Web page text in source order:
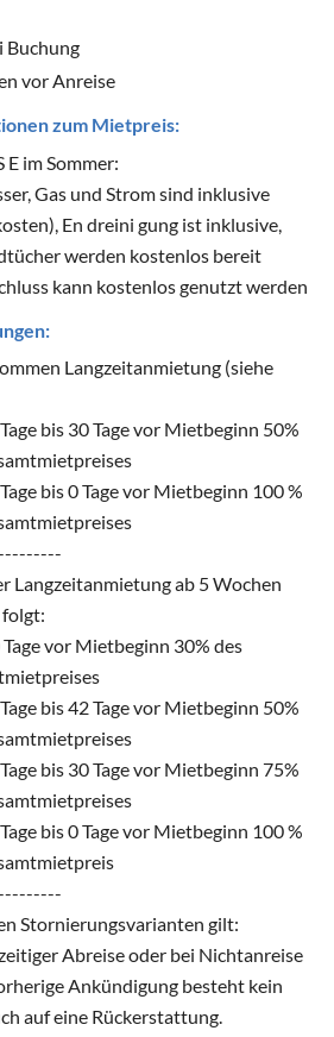
Buchung
vor Anreise
zum Mietpreis:
E im Sommer:
Gas und Strom sind inklusive
En dreini gung ist inklusive,
werden kostenlos bereit
kann kostenlos genutzt werden
Langzeitanmietung (siehe
bis 30 Tage vor Mietbeginn 50%
bis 0 Tage vor Mietbeginn 100 %
Langzeitanmietung ab 5 Wochen
Tage vor Mietbeginn 30% des
bis 42 Tage vor Mietbeginn 50%
bis 30 Tage vor Mietbeginn 75%
bis 0 Tage vor Mietbeginn 100 %
Stornierungsvarianten gilt:
Abreise oder bei Nichtanreise
Ankündigung besteht kein
auf eine Rückerstattung.